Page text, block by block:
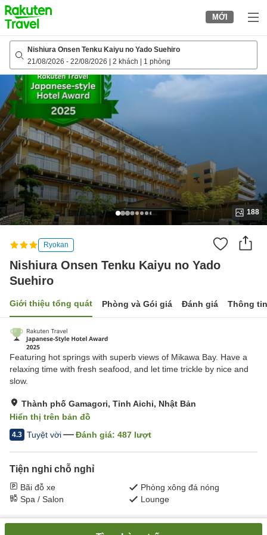
to
top
page
MỚI
Nishiura Onsen Tenku Kaiyu no Yado Suehiro
21/08/2026 - 22/08/2026 2 khách 1 phòng
188
Ryokan
Nishiura Onsen Tenku Kaiyu no Yado
Suehiro
Giới thiệu tổng quát Phòng và Gói giá Đánh giá Thông
Featuring hot springs with superb views of Mikawa Bay. Have a
relaxing time with fresh seafood, and let time trickle by nice and
slow.
Thành phố Gamagori, Tỉnh Aichi, Nhật Bản
Hiển thị trên bản đồ
4.3 Tuyệt vời Đánh giá: 487 lượt
Tiện nghi chỗ nghỉ
Bãi đỗ xe
Phòng xông đá nóng
Spa / Salon
Lounge